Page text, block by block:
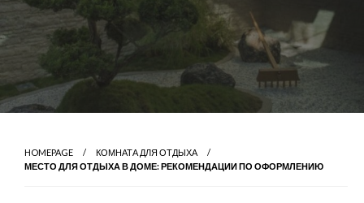
HOMEPAGE
КОМНАТА ДЛЯ ОТДЫХА
МЕСТО ДЛЯ ОТДЫХА В ДОМЕ: РЕКОМЕНДАЦИИ ПО ОФОРМЛЕНИЮ